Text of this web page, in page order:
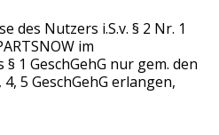
des Nutzers i.S.v. § 2 Nr. 1
im
1 GeschGehG nur gem. den
5 GeschGehG erlangen,